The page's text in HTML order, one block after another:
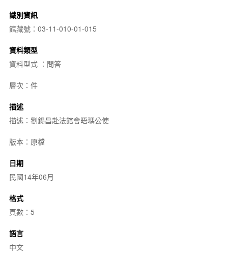
識別資訊
館藏號：03-11-010-01-015
資料類型
資料型式 ：問答
層次：件
描述
描述：劉錫昌赴法館會晤瑪公使
版本：原檔
日期
民國14年06月
格式
頁數：5
語言
中文